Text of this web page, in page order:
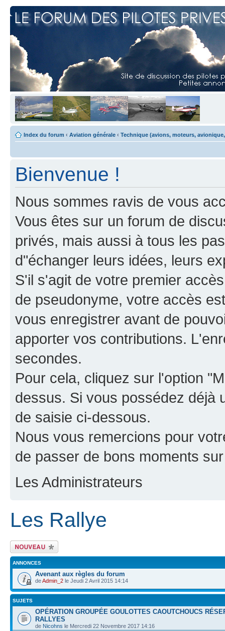
Index du forum ‹ Aviation générale ‹ Technique (avions, moteurs,
Bienvenue !
Nous sommes ravis de vous
Vous êtes sur un forum de
privés, mais aussi à tous les
d"échanger leurs idées, leurs
S'il s'agit de votre premier
de pseudonyme, votre accès
vous enregistrer avant de
apporter vos contributions.
secondes.
Pour cela, cliquez sur l'option
dessus. Si vous possédez déjà
de saisie ci-dessous.
Nous vous remercions pour
de passer de bons moments
Les Administrateurs
Les Rallye
Ecrire un nouveau
sujet
ANNONCES
Avenant aux règles du forum
deAdmin_2 le Jeudi 2 Avril 2015 14:14
SUJETS
OPÉRATION GROUPÉE GOULOTTES CAOUTCHOUCS
RALLYES
de Nicohns le Mercredi 22 Novembre 2017 14:16